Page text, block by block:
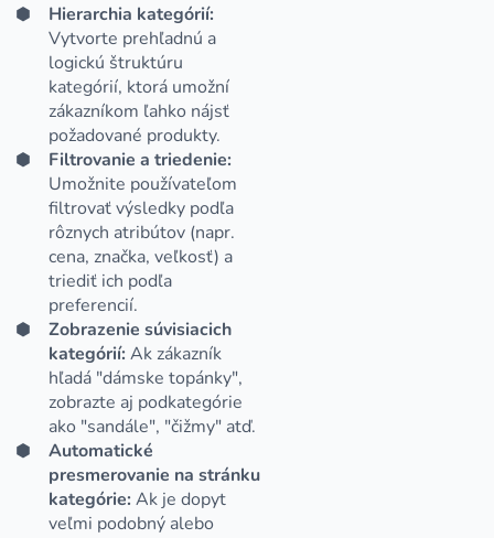
Hierarchia kategórií:
Vytvorte prehľadnú a
logickú štruktúru
kategórií, ktorá umožní
zákazníkom ľahko nájsť
požadované produkty.
Filtrovanie a triedenie:
Umožnite používateľom
filtrovať výsledky podľa
rôznych atribútov (napr.
cena, značka, veľkosť) a
triediť ich podľa
preferencií.
Zobrazenie súvisiacich
kategórií: Ak zákazník
hľadá "dámske topánky",
zobrazte aj podkategórie
ako "sandále", "čižmy" atď.
Automatické
presmerovanie na stránku
kategórie: Ak je dopyt
veľmi podobný alebo